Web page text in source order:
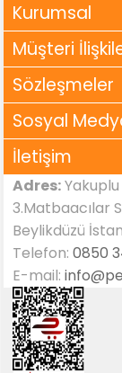
Kurumsal
Müşteri
Sözleşmeler
Sosyal
İletişim
Adres:
3.Matbaacılar
Beylikdüzü
Telefon:0850
E-mail: